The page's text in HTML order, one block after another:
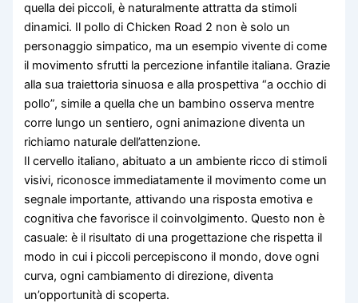
quella dei piccoli, è naturalmente attratta da stimoli
dinamici. Il pollo di Chicken Road 2 non è solo un
personaggio simpatico, ma un esempio vivente di come
il movimento sfrutti la percezione infantile italiana. Grazie
alla sua traiettoria sinuosa e alla prospettiva “a occhio di
pollo”, simile a quella che un bambino osserva mentre
corre lungo un sentiero, ogni animazione diventa un
richiamo naturale dell’attenzione.
Il cervello italiano, abituato a un ambiente ricco di stimoli
visivi, riconosce immediatamente il movimento come un
segnale importante, attivando una risposta emotiva e
cognitiva che favorisce il coinvolgimento. Questo non è
casuale: è il risultato di una progettazione che rispetta il
modo in cui i piccoli percepiscono il mondo, dove ogni
curva, ogni cambiamento di direzione, diventa
un’opportunità di scoperta.